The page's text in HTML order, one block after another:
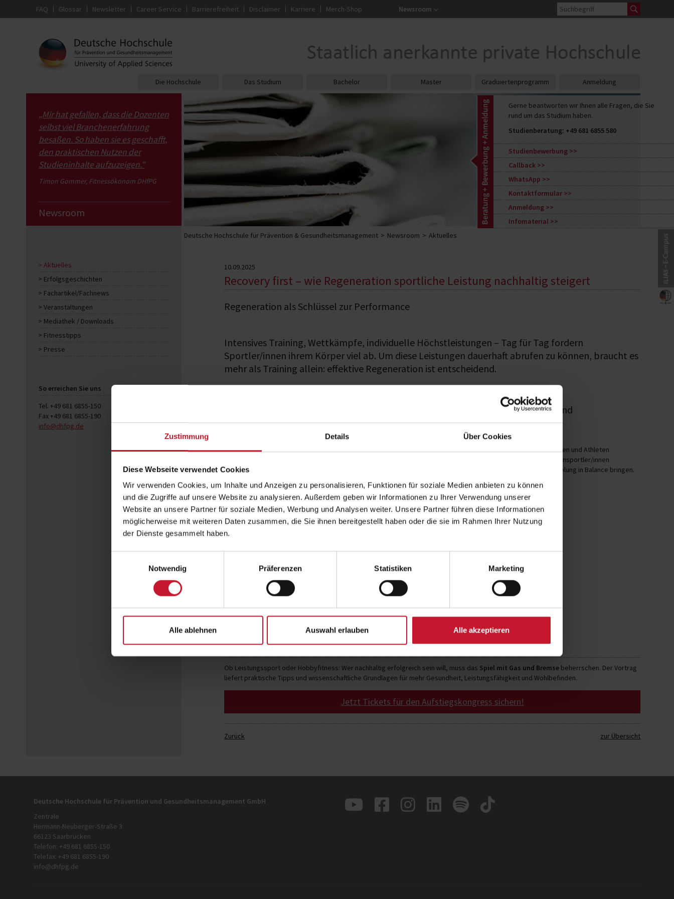
Zustimmung Details Über Cookies
Diese Webseite verwendet Cookies
Wir verwenden Cookies, um Inhalte und Anzeigen zu personalisieren, Funktionen für soziale Medien anbieten zu können
und die Zugriffe auf unsere Website zu analysieren. Außerdem geben wir Informationen zu Ihrer Verwendung unserer
Website an unsere Partner für soziale Medien, Werbung und Analysen weiter. Unsere Partner führen diese Informationen
möglicherweise mit weiteren Daten zusammen, die Sie ihnen bereitgestellt haben oder die sie im Rahmen Ihrer Nutzung
der Dienste gesammelt haben.
Notwendig
Präferenzen Statistiken Marketing
Alle ablehnen Auswahl erlauben Alle akzeptieren
Gerne beantworten wir Ihnen alle Fragen, die Sie
rund um das Studium haben.
Studienberatung: +49 681 6855 580
Studienbewerbung
Callback
WhatsApp
Kontaktformular
Anmeldung
Infomaterial
FAQ Glossar Newsletter Career Service Barrierefreiheit Disclaimer Karriere Merch-Shop Newsroom
Die Hochschule Das Studium Bachelor Master Graduiertenprogramm Anmeldung
„Mir hat gefallen, dass die Dozenten
selbst viel Branchenerfahrung
besaßen. So haben sie es geschafft,
den praktischen Nutzen der
Studieninhalte aufzuzeigen.”
Timon Gommer, Fitnessökonom DHfPG
Newsroom
Aktuelles
Erfolgsgeschichten
Fachartikel/Fachnews
Veranstaltungen
Mediathek / Downloads
Fitnesstipps
Presse
So erreichen Sie uns
Tel. +49 681 6855-150
Fax +49 681 6855-190
info@dhfpg.de
Deutsche Hochschule für Prävention & Gesundheitsmanagement Newsroom Aktuelles
10.09.2025
Recovery first – wie Regeneration sportliche Leistung nachhaltig steigert
Regeneration als Schlüssel zur Performance
Intensives Training, Wettkämpfe, individuelle Höchstleistungen – Tag für Tag fordern
Sportler/innen ihrem Körper viel ab. Um diese Leistungen dauerhaft abrufen zu können, braucht es
mehr als Training allein: effektive Regeneration ist entscheidend.
Evidenzbasierte Strategien für Athletinnen, Athleten und
Hobbysportler/innen
Ein durchdachtesRegenerationsmanagementist für ambitionierte Athletinnen und Athleten
unverzichtbar, um körperlich und mental gesund zu bleiben. Doch auch Breitensportler/innen
profitieren von individuell abgestimmten Maßnahmen, die Belastung und Erholung in Balance bringen.
Verletzungen langfristig vorbeugen,
Leistungsfähigkeit sichern,
und körperliche wie seelische Zufriedenheit steigern.
Inhalte des Vortrags auf dem Aufstiegskongress
Bastian Bloier zeigt auf:
Maßnahmen der Regeneration
wissenschaftlich fundiert wirken,
wie ein individueller Regenerationsplan aufgebaut werden kann,
Fazit
Ob Leistungssport oder Hobbyfitness: Wer nachhaltig erfolgreich sein will, muss das Spiel mit Gas und Bremse beherrschen. Der Vortrag
liefert praktische Tipps und wissenschaftliche Grundlagen für mehr Gesundheit, Leistungsfähigkeit und Wohlbefinden.
Jetzt Tickets für den Aufstiegskongress sichern!
Zurück zur Übersicht
Deutsche Hochschule für Prävention und Gesundheitsmanagement GmbH
Zentrale
Hermann-Neuberger-Straße 3
66123 Saarbrücken
Telefon: +49 681 6855-150
Telefax: +49 681 6855-190
info@dhfpg.de